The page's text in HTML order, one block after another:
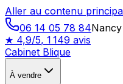
Aller au contenu
06 14 05 78 84
★ 4,9/5, 1 149 avis
Cabinet Blique
À vendre